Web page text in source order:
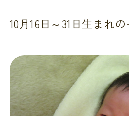
10月16日～31日生まれ